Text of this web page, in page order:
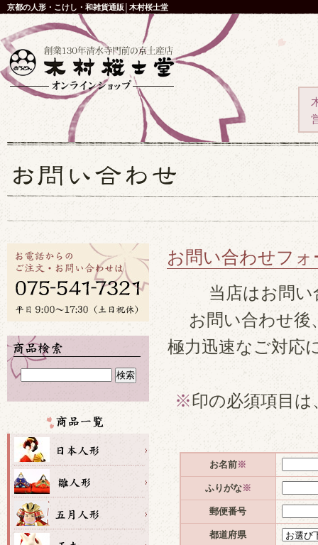
京都の人形・こけし・和雑貨通販│木村桜士堂
お問い合わせフォ
当店はお問
お問い合わせ後
極力迅速なご対応
※印の必須項目
お名前※
ふりがな※
郵便番号
都道府県